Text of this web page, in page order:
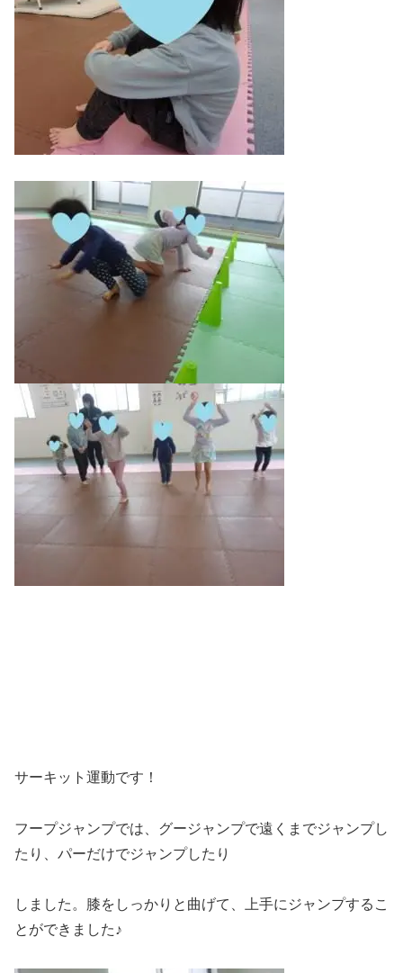
サーキット運動です！
フープジャンプでは、グージャンプで遠くまでジャンプし
たり、パーだけでジャンプしたり
しました。膝をしっかりと曲げて、上手にジャンプするこ
とができました♪